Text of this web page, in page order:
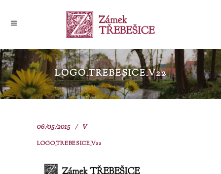
LOGO_TREBESICE_V22
06/05/2015 V
LOGO_TREBESICE_V22